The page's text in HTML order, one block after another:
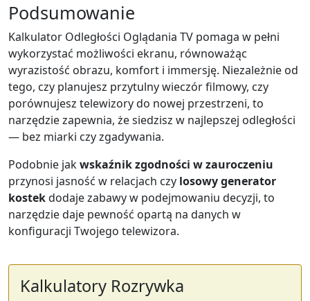
Podsumowanie
Kalkulator Odległości Oglądania TV pomaga w pełni
wykorzystać możliwości ekranu, równoważąc
wyrazistość obrazu, komfort i immersję. Niezależnie od
tego, czy planujesz przytulny wieczór filmowy, czy
porównujesz telewizory do nowej przestrzeni, to
narzędzie zapewnia, że siedzisz w najlepszej odległości
— bez miarki czy zgadywania.
Podobnie jakwskaźnik zgodności w zauroczeniu
przynosi jasność w relacjach czy losowy generator
kostekdodaje zabawy w podejmowaniu decyzji, to
narzędzie daje pewność opartą na danych w
konfiguracji Twojego telewizora.
Kalkulatory Rozrywka